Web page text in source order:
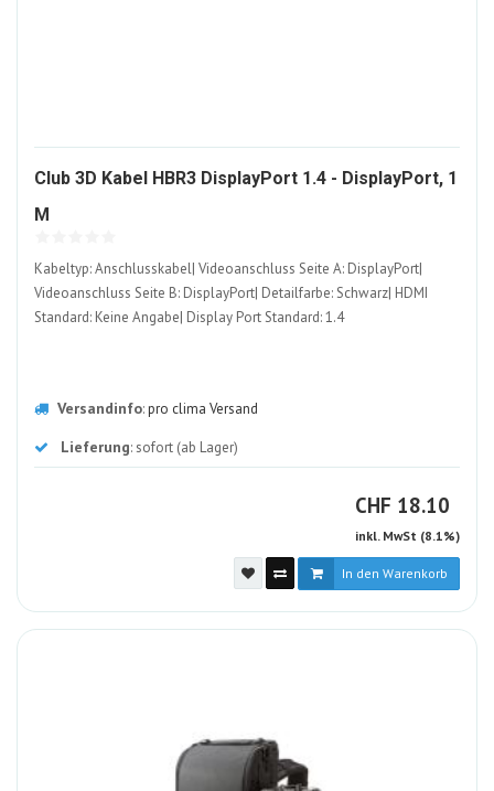
Club 3D Kabel HBR3 DisplayPort 1.4 - DisplayPort, 1
M
Kabeltyp: Anschlusskabel| Videoanschluss Seite A: DisplayPort|
Videoanschluss Seite B: DisplayPort| Detailfarbe: Schwarz| HDMI
Standard: Keine Angabe| Display Port Standard: 1.4
Versandinfo:pro clima Versand
Lieferung: sofort (ab Lager)
CHF CHF
18.10
inkl. MwSt (8.1%)
In den Warenkorb